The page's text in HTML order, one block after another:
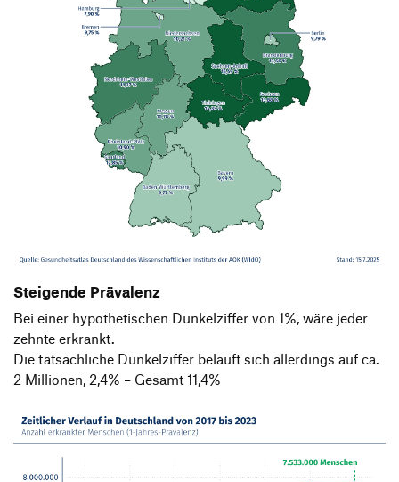
Steigende Prävalenz
Bei einer hypothetischen Dunkelziffer von 1%, wäre jeder
zehnte erkrankt.
Die tatsächliche Dunkelziffer beläuft sich allerdings auf ca.
2 Millionen, 2,4% – Gesamt 11,4%